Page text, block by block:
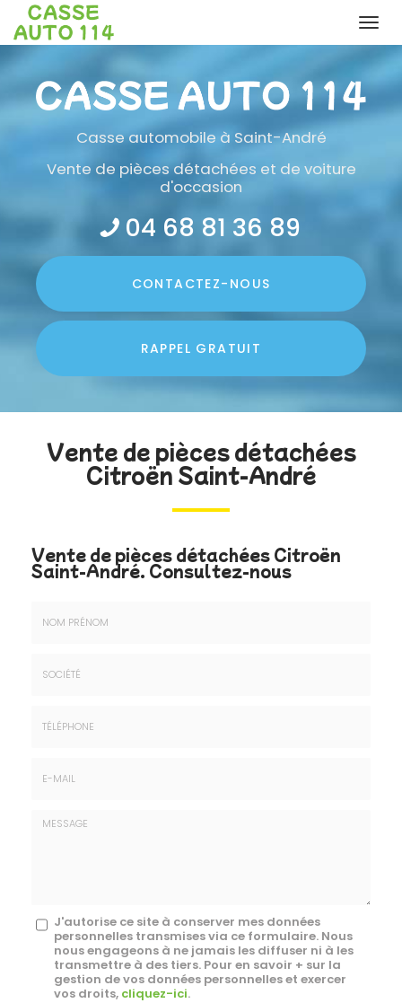
Aller
contenu
Casse automobile à Saint-André
Vente de pièces détachées et de voiture
d'occasion
04 68 81 36 89
CONTACTEZ- NOUS
RAPPEL GRATUIT
Vente de pièces détachées
Citroën Saint-André
Vente de pièces détachées Citroën
Saint-André. Consultez-nous
Message
J'autorise ce site à conserver mes données
personnelles transmises via ce formulaire. Nous
nous engageons à ne jamais les diffuser ni à les
transmettre à des tiers. Pour en savoir + sur la
gestion de vos données personnelles et exercer
vos droits, cliquez-ici.